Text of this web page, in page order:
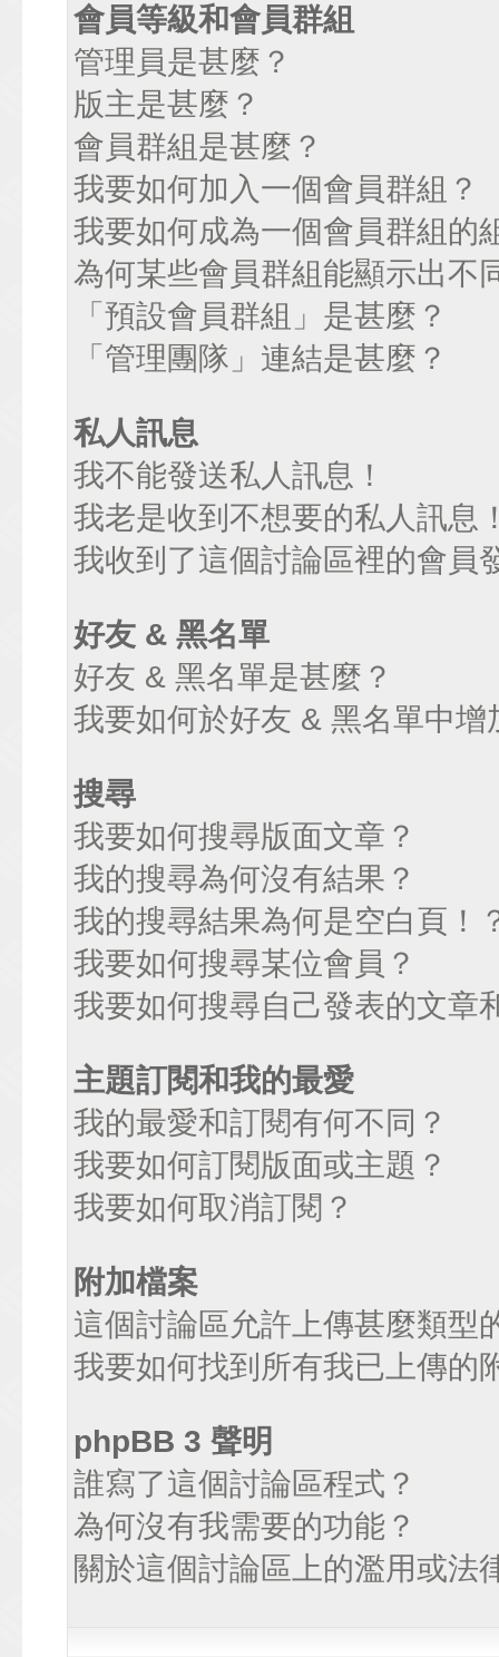
會員等級和會員群組
管理員是甚麼？
版主是甚麼？
會員群組是甚麼？
我要如何加入一個會員群組？
我要如何成為一個會員群組的
為何某些會員群組能顯示出不
「預設會員群組」是甚麼？
「管理團隊」連結是甚麼？
私人訊息
我不能發送私人訊息！
我老是收到不想要的私人訊息
我收到了這個討論區裡的會員
好友 & 黑名單
好友 & 黑名單是甚麼？
我要如何於好友 & 黑名單中增
搜尋
我要如何搜尋版面文章？
我的搜尋為何沒有結果？
我的搜尋結果為何是空白頁！
我要如何搜尋某位會員？
我要如何搜尋自己發表的文章
主題訂閱和我的最愛
我的最愛和訂閱有何不同？
我要如何訂閱版面或主題？
我要如何取消訂閱？
附加檔案
這個討論區允許上傳甚麼類型
我要如何找到所有我已上傳的
phpBB 3 聲明
誰寫了這個討論區程式？
為何沒有我需要的功能？
關於這個討論區上的濫用或法